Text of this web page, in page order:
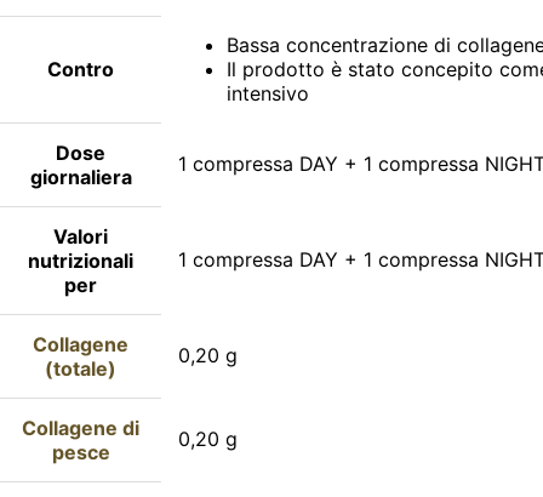
Contro
Bassa concentrazione di
Il prodotto è stato concepito
intensivo
Dose
giornaliera
1 compressa DAY + 1 compressa
Valori
nutrizionali
per
1 compressa DAY + 1 compressa
Collagene
(totale)
0,20 g
Collagene di
pesce
0,20 g